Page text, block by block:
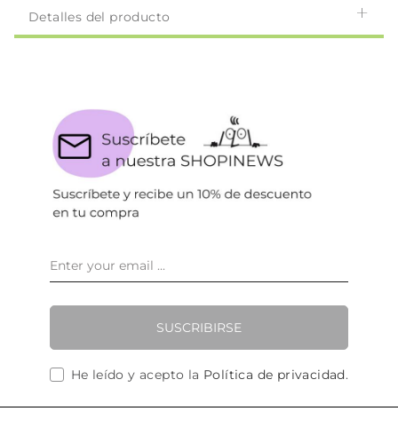
Detalles del producto
SUSCRIBIRSE
He leído y acepto la Política de privacidad.